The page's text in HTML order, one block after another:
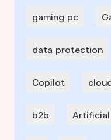
gaming pc
data protection
Copilot
b2b